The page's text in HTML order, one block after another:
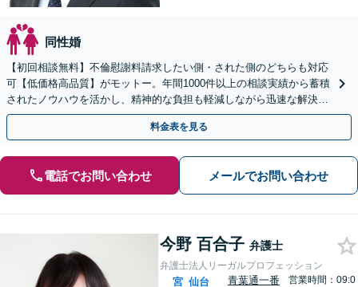
同性婚
【初回相談無料】不倫慰謝料請求したい側・された側のどちらも対応
可【低価格高品質】がモットー。年間1000件以上の相談実績から蓄積
されたノウハウを活かし、精神的な負担も軽減しながら迅速な解決を
目指します。【休日・夜間相談あり】【ビデオ面談可】
料金表を見る
電話でお問い合わせ メールでお問い合わせ
今野 百合子 弁護士
弁護士法人リーガルプロフェッション
宮 仙台
青葉通一番
営業時間：09:0